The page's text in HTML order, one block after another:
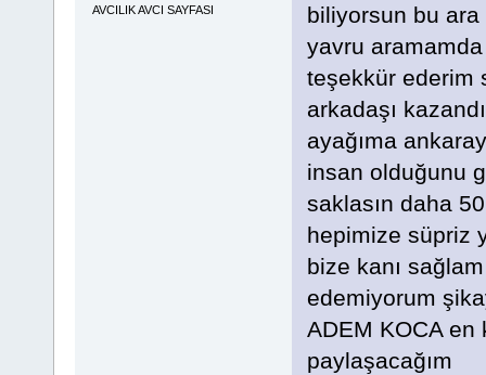
AVCILIK AVCI SAYFASI
biliyorsun bu ara
yavru
teşekkür ederim
arkadaşı
ayağıma
insan olduğunu
saklasın daha
hepimize süpriz
bize kanı
edemiyorum
ADEM KOCA en
paylaşacağım